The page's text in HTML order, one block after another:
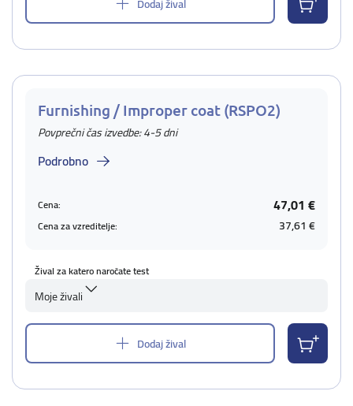
Furnishing / Improper coat (RSPO2)
Povprečni čas izvedbe: 4-5 dni
Podrobno
Cena: 47,01 €
Cena za vzreditelje: 37,61 €
Žival za katero naročate test
Moje živali
Dodaj žival